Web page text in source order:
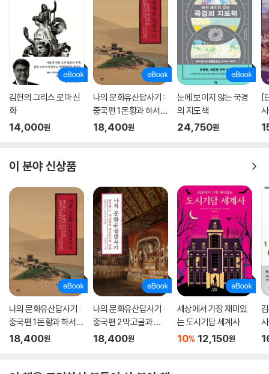
김헌의 그리스 로마 신
화
14,000원
나의 문화유산답사기 :
중국편 1 돈황과 하서주
랑
18,400원
눈에 보이지 않는 국경
의 지도책
24,750원
[
사
이 분야 신상품
나의 문화유산답사기 :
중국편 1 돈황과 하서주
랑
18,400원
나의 문화유산답사기 :
중국편 2 막고굴과 실
크로드의 관문
18,400원
세상에서 가장 재미있
는 도시기담 세계사
10% 12,150원